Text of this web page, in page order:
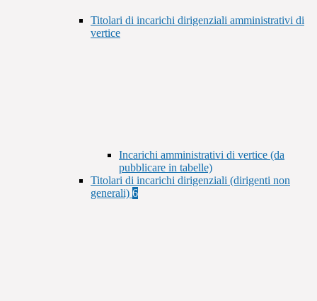
Titolari di incarichi dirigenziali amministrativi di
vertice
Incarichi amministrativi di vertice (da
pubblicare in tabelle)
Titolari di incarichi dirigenziali (dirigenti non
generali) 6